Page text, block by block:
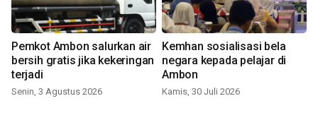
Pemkot Ambon salurkan air
bersih gratis jika kekeringan
terjadi
Senin, 3 Agustus 2026
Kemhan sosialisasi bela
negara kepada pelajar di
Ambon
Kamis, 30 Juli 2026